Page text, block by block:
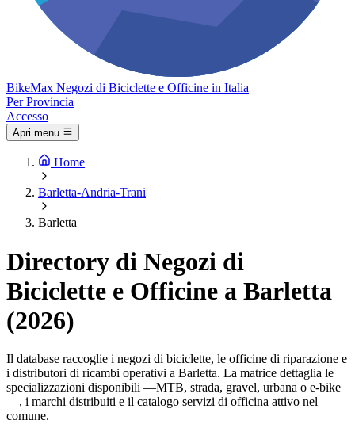
BikeMax Negozi di Biciclette e Officine in Italia
Per Provincia
Accesso
Apri menu
Home
Barletta-Andria-Trani
Barletta
Directory di Negozi di
Biciclette e Officine a Barletta
(2026)
Il database raccoglie i negozi di biciclette, le officine di riparazione e
i distributori di ricambi operativi a Barletta. La matrice dettaglia le
specializzazioni disponibili —MTB, strada, gravel, urbana o e-bike
—, i marchi distribuiti e il catalogo servizi di officina attivo nel
comune.